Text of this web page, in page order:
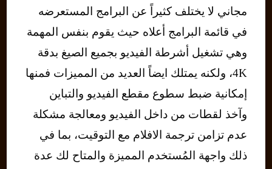
مجاني لا يختلف كثيراً عن البرامج المستعرضه
في قائمة البرامج أعلاه حيث يقوم بنفس المهمة
وهي تشغيل أشرطة الفيديو بجميع الصيغ بدقة
4K، ولكنه يمتلك ايضاً العديد من المميزات فمنها
إمكانية ضبط سطوع مقطع الفيديو والتباين
وآخذ لقطات من داخل الفيديو ومعالجة مشكلة
عدم تزامن ترجمة الافلام مع التوقيت، بما في
ذلك واجهة المُستخدم المميزة والمتاح لك عدة